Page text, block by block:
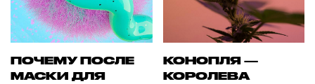
ПОЧЕМУ ПОСЛЕ
МАСКИ ДЛЯ
КОНОПЛЯ —
КОРОЛЕВА